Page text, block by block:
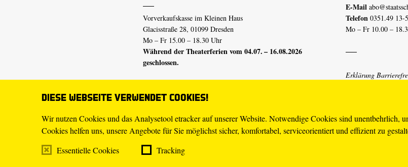
Diese Webseite verwendet Cookies!
Wir nutzen Cookies und das Analysetool etracker auf unserer Website. Notwendige Cookies sind unentbehrlich,
Cookies helfen uns, unsere Angebote für Sie möglichst sicher, komfortabel, serviceorientiert und effizient zu
Essentielle Cookies
Tracking
Vorverkaufskasse im Kleinen Haus
Glacisstraße 28, 01099 Dresden
Mo – Fr 15.00 – 18.30 Uhr
Während der Theaterferien vom 04.07. – 16.08.2026
geschlossen.
E-Mail tickets@staatsschauspiel-dresden.de
Mo – Fr 10.00 – 18.30 Uhr
E-Mail
Telefon 0351.49 13-
Mo – Fr 10.00 –
Erklärung